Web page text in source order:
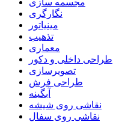
مجسمه سازی
نگارگری
مینیاتور
تذهیب
معماری
طراحی داخلی و دکور
تصویرسازی
طراحی فرش
آبگینه
نقاشی روی شیشه
نقاشی روی سفال